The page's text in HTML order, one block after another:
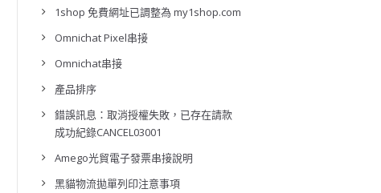
1shop 免費網址已調整為 my1shop.com
Omnichat Pixel串接
Omnichat串接
產品排序
錯誤訊息：取消授權失敗，已存在請款
成功紀錄CANCEL03001
Amego光貿電子發票串接說明
黑貓物流拋單列印注意事項